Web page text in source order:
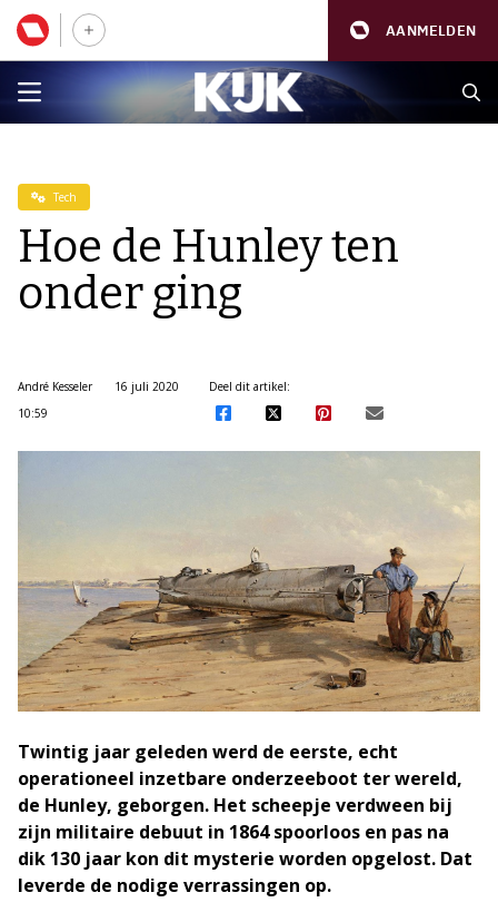
AANMELDEN
Tech
Hoe de Hunley ten
onder ging
André Kesseler
16 juli 2020
10:59
Deel dit artikel:
Twintig jaar geleden werd de eerste, echt
operationeel inzetbare onderzeeboot ter wereld,
de Hunley, geborgen. Het scheepje verdween bij
zijn militaire debuut in 1864 spoorloos en pas na
dik 130 jaar kon dit mysterie worden opgelost. Dat
leverde de nodige verrassingen op.